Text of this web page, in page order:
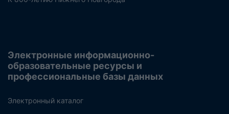
Электронные информационно-
образовательные ресурсы и
профессиональные базы данных
Электронный каталог